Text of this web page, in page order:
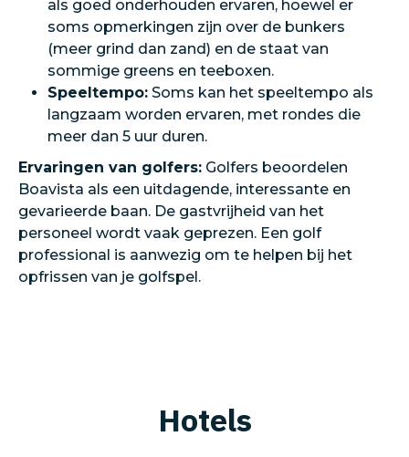
als goed onderhouden ervaren, hoewel er
soms opmerkingen zijn over de bunkers
(meer grind dan zand) en de staat van
sommige greens en teeboxen.
Speeltempo: Soms kan het speeltempo als
langzaam worden ervaren, met rondes die
meer dan 5 uur duren.
Ervaringen van golfers: Golfers beoordelen
Boavista als een uitdagende, interessante en
gevarieerde baan. De gastvrijheid van het
personeel wordt vaak geprezen. Een golf
professional is aanwezig om te helpen bij het
opfrissen van je golfspel.
Hotels